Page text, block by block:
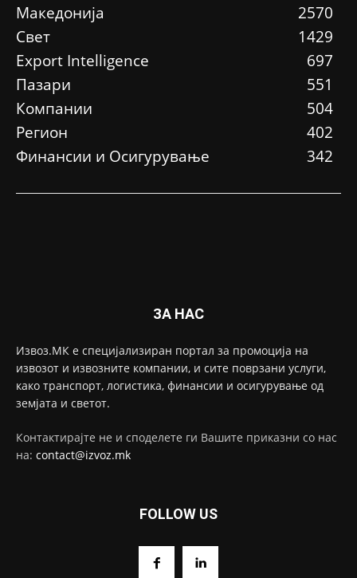
Македонија
2570
Свет
1429
Еxport Intelligence
697
Пазари
551
Компании
504
Регион
402
Финансии и Осигурување
342
ЗА НАС
Извоз.МК е специјализиран портал за промоција на
извозот и извозните компании, и сите поврзани услуги,
како транспорт, логистика, финансии и осигурување од
земјата и светот.
Контактирајте не и споделете ги Вашите приказни со нас
на: contact@izvoz.mk
FOLLOW US